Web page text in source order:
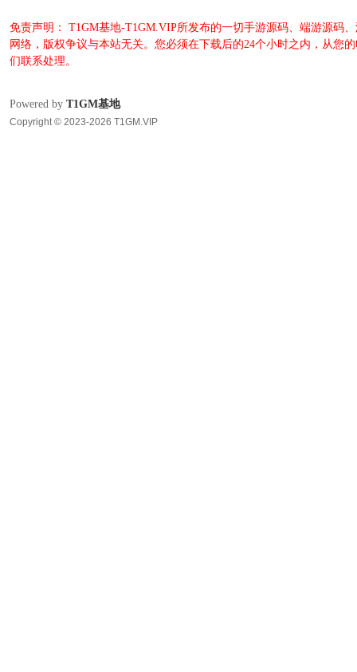
免责声明： T1GM基地-T1GM.VIP所发布的一切手游源码、端游源码
网络，版权争议与本站无关。您必须在下载后的24个小时之内，从您
们联系处理。
Powered by T1GM基地
Copyright © 2023-2026 T1GM.VIP